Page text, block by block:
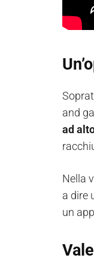
and
ad
Nella
a dire
un